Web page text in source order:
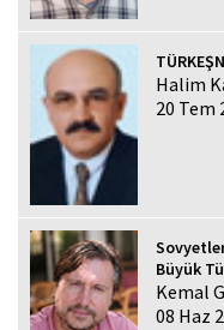
Halim
20 Tem
Büyük
Kemal
08 Haz